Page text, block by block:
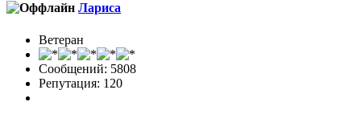
Лариса
Ветеран
Сообщений: 5808
Репутация: 120